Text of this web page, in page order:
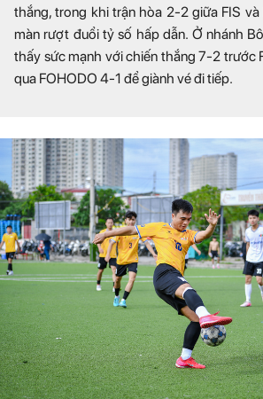
thắng, trong khi trận hòa 2-2 giữa FIS và
màn rượt đuổi tỷ số hấp dẫn. Ở nhánh
thấy sức mạnh với chiến thắng 7-2 trước
qua FOHODO 4-1 để giành vé đi tiếp.